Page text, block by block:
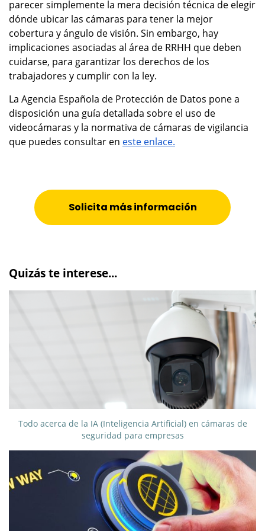
parecer simplemente la mera decisión técnica de elegir
dónde ubicar las cámaras para tener la mejor
cobertura y ángulo de visión. Sin embargo, hay
implicaciones asociadas al área de RRHH que deben
cuidarse, para garantizar los derechos de los
trabajadores y cumplir con la ley.
La Agencia Española de Protección de Datos pone a
disposición una guía detallada sobre el uso de
videocámaras y la normativa de cámaras de vigilancia
que puedes consultar en este enlace.
Solicita más información
Quizás te interese...
Todo acerca de la IA (Inteligencia Artificial) en cámaras de
seguridad para empresas